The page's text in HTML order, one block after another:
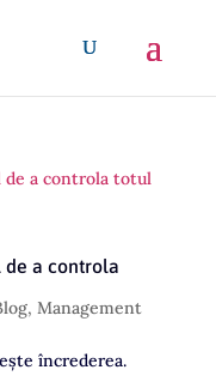
de a controla
, Management
încrederea.